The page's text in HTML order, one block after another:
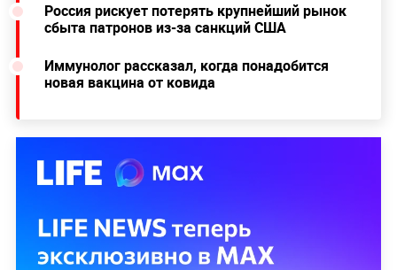
Россия рискует потерять крупнейший рынок
сбыта патронов из-за санкций США
Иммунолог рассказал, когда понадобится
новая вакцина от ковида